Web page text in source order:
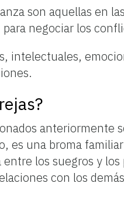
son aquellas en
para negociar los
intelectuales,
anteriormente
es una broma
los suegros y
con los